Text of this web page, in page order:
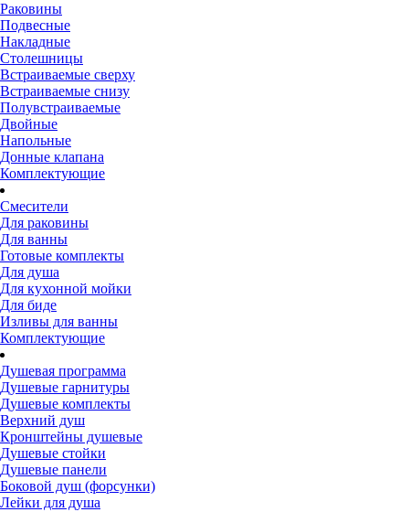
Раковины
Подвесные
Накладные
Столешницы
Встраиваемые сверху
Встраиваемые снизу
Полувстраиваемые
Двойные
Напольные
Донные клапана
Комплектующие
Смесители
Для раковины
Для ванны
Готовые комплекты
Для душа
Для кухонной мойки
Для биде
Изливы для ванны
Комплектующие
Душевая программа
Душевые гарнитуры
Душевые комплекты
Верхний душ
Кронштейны душевые
Душевые стойки
Душевые панели
Боковой душ (форсунки)
Лейки для душа